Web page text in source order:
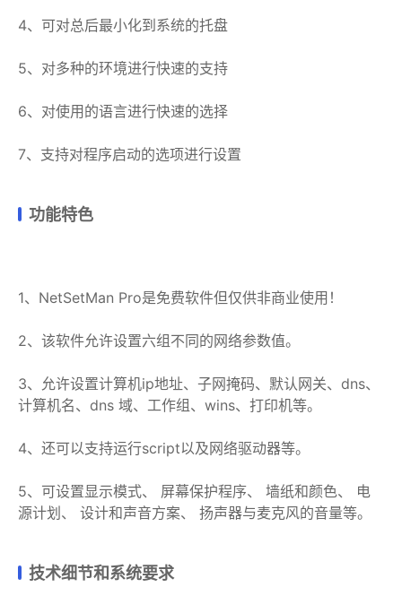
4、可对总后最小化到系统的托盘
5、对多种的环境进行快速的支持
6、对使用的语言进行快速的选择
7、支持对程序启动的选项进行设置
功能特色
1、NetSetMan Pro是免费软件但仅供非商业使用！
2、该软件允许设置六组不同的网络参数值。
3、允许设置计算机ip地址、子网掩码、默认网关、dns、
计算机名、dns 域、工作组、wins、打印机等。
4、还可以支持运行script以及网络驱动器等。
5、可设置显示模式、 屏幕保护程序、 墙纸和颜色、 电
源计划、 设计和声音方案、 扬声器与麦克风的音量等。
技术细节和系统要求